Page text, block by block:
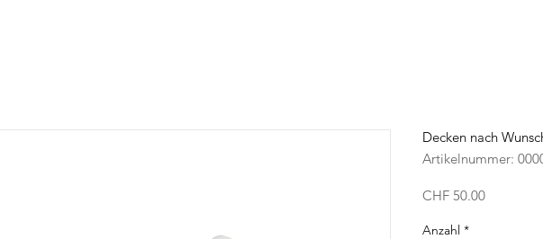
Decken nach
Artikelnummer:
CHF 50.00Preis
Anzahl *